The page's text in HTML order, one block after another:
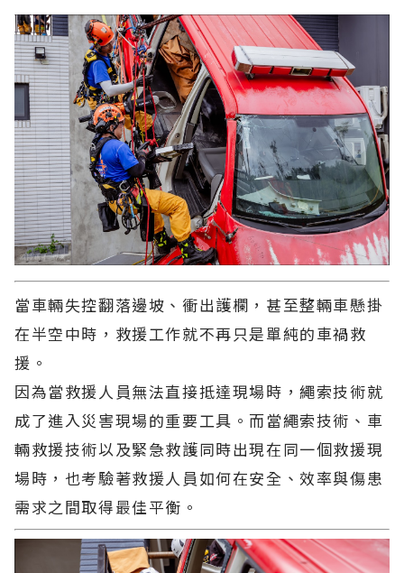
當車輛失控翻落邊坡、衝出護欄，甚至整輛車懸掛
在半空中時，救援工作就不再只是單純的車禍救
援。
因為當救援人員無法直接抵達現場時，繩索技術就
成了進入災害現場的重要工具。而當繩索技術、車
輛救援技術以及緊急救護同時出現在同一個救援現
場時，也考驗著救援人員如何在安全、效率與傷患
需求之間取得最佳平衡。